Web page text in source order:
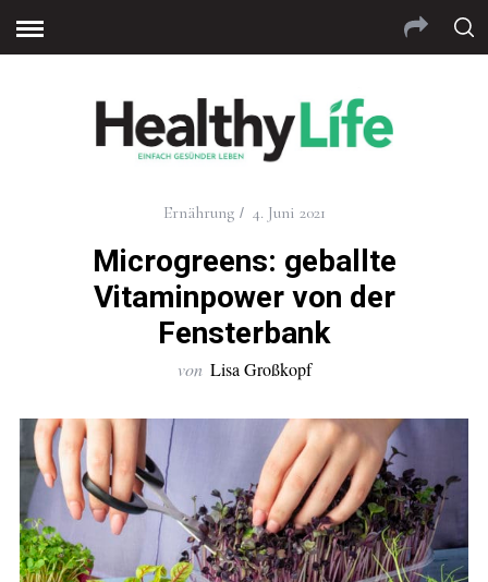
grandpashabet Jojobet Giriş
Ernährung 4. Juni 2021
Microgreens: geballte
Vitaminpower von der
Fensterbank
von Lisa Großkopf